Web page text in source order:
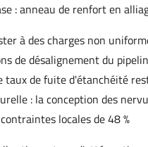
: anneau de renfort en
à des charges non
de désalignement du
taux de fuite d'étanchéité
: la conception des
locales de 48 %